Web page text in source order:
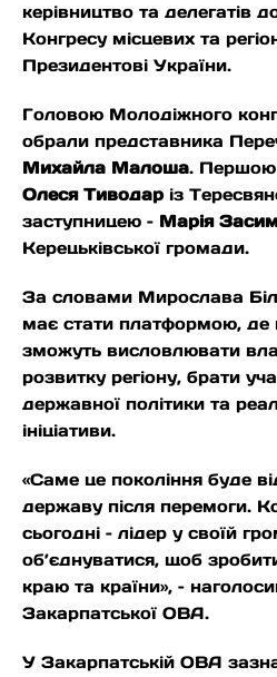
керівництво та делегатів
Конгресу місцевих та
Президентові України.
Головою Молодіжного
обрали представника
Михайла Малоша. Першою
Олеся Тиводар із
заступницею – Марія
Керецьківської громади.
За словами Мирослава
має стати платформою, де
зможуть висловлювати
розвитку регіону, брати
державної політики та
ініціативи.
«Саме це покоління буде
державу після перемоги.
сьогодні – лідер у своїй
об’єднуватися, щоб
краю та країни», –
Закарпатської ОВА.
У Закарпатській ОВА